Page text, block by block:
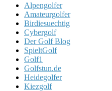
Alpengolfer
Amateurgolfer
Birdiesuechtig
Cybergolf
Der Golf Blog
SpieltGolf
Golf1
Golfstun.de
Heidegolfer
Kiezgolf